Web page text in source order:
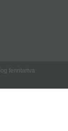
fenntartva